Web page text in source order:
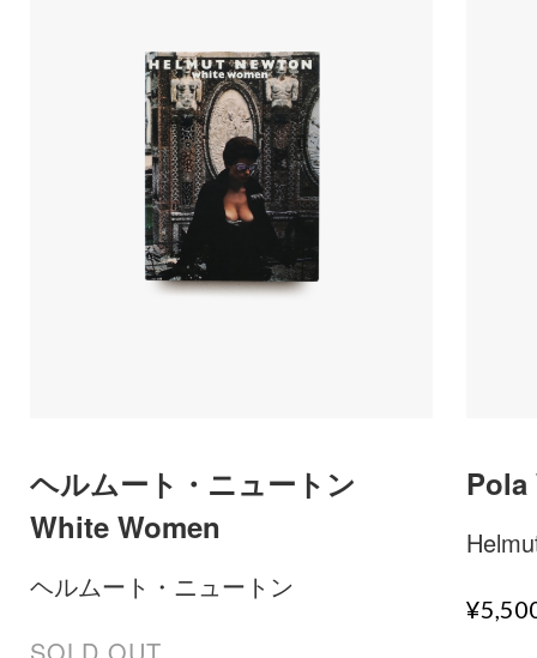
ヘルムート・ニュートン
White Women
ヘルムート・ニュートン
SOLD OUT
Pola